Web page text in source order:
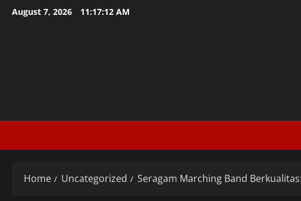
SkipAugust 7, 2026 11:17:12 AM
Home Uncategorized Seragam Marching Band